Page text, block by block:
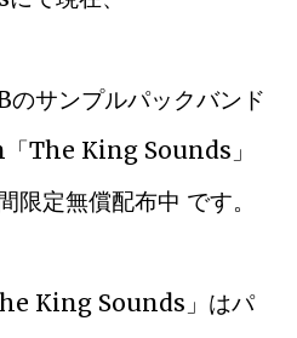
サンプルパックバンド
The King Sounds」
限定無償配布中 です。
King Sounds」はパ